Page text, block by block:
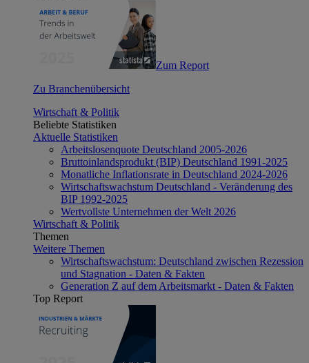
Zum Report
Zu Branchenübersicht
Wirtschaft & Politik
Beliebte Statistiken
Aktuelle Statistiken
Arbeitslosenquote Deutschland 2005-2026
Bruttoinlandsprodukt (BIP) Deutschland 1991-2025
Monatliche Inflationsrate in Deutschland 2024-2026
Wirtschaftswachstum Deutschland - Veränderung des
BIP 1992-2025
Wertvollste Unternehmen der Welt 2026
Wirtschaft & Politik
Themen
Weitere Themen
Wirtschaftswachstum: Deutschland zwischen Rezession
und Stagnation - Daten & Fakten
Generation Z auf dem Arbeitsmarkt - Daten & Fakten
Top Report